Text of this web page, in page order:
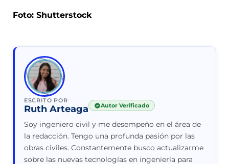
Foto: Shutterstock
ESCRITO POR
Ruth Arteaga Autor Verificado
Soy ingeniero civil y me desempeño en el área de
la redacción. Tengo una profunda pasión por las
obras civiles. Constantemente busco actualizarme
sobre las nuevas tecnologías en ingeniería para